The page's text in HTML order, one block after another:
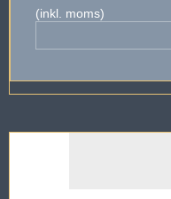
(inkl. moms)